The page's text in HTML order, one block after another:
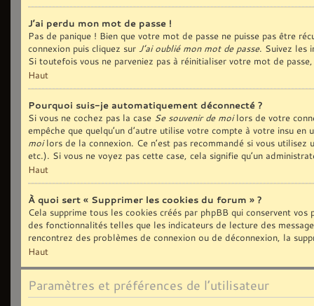
J’ai perdu mon mot de passe !
Pas de panique ! Bien que votre mot de passe ne puisse pas être
connexion puis cliquez sur J’ai oublié mon mot de passe. Suivez les
Si toutefois vous ne parveniez pas à réinitialiser votre mot de
Haut
Pourquoi suis-je automatiquement déconnecté ?
Si vous ne cochez pas la case Se souvenir de moilors de votre
empêche que quelqu’un d’autre utilise votre compte à votre insu
moilors de la connexion. Ce n’est pas recommandé si vous
etc.). Si vous ne voyez pas cette case, cela signifie qu’un
Haut
À quoi sert « Supprimer les cookies du forum » ?
Cela supprime tous les cookies créés par phpBB qui conservent
des fonctionnalités telles que les indicateurs de lecture des
rencontrez des problèmes de connexion ou de déconnexion, la
Haut
Paramètres et préférences de l’utilisateur